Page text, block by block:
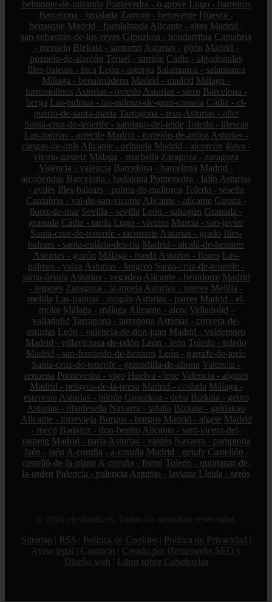
belmonte-de-miranda Pontevedra - o-grove Lugo - barreiros
Barcelona - igualada Zamora - benavente Huesca -
benasque Madrid - fuenlabrada Alicante - altea Madrid -
san-sebastián-de-los-reyes Gipuzkoa - hondarribia Cantabria
- meruelo Bizkaia - santurtzi Asturias - gijón Madrid -
pozuelo-de-alarcón Teruel - sarrión Cádiz - algodonales
Illes-balears - inca León - astorga Salamanca - salamanca
Málaga - benalmádena Madrid - madrid Málaga -
torremolinos Asturias - oviedo Asturias - siero Barcelona -
berga Las-palmas - las-palmas-de-gran-canaria Cádiz - el-
puerto-de-santa-maría Tarragona - reus Asturias - aller
Santa-cruz-de-tenerife - santiago-del-teide Toledo - illescas
Las-palmas - arrecife Madrid - torrejón-de-ardoz Asturias -
cangas-de-onís Alicante - orihuela Madrid - alcorcón álava -
vitoria-gasteiz Málaga - marbella Zaragoza - zaragoza
Valencia - valencia Barcelona - barcelona Madrid -
alcobendas Barcelona - badalona Pontevedra - lalín Asturias
- avilés Illes-balears - palma-de-mallorca Toledo - seseña
Cantabria - val-de-san-vicente Alicante - alicante Girona -
lloret-de-mar Sevilla - sevilla León - sahagún Granada -
granada Cádiz - tarifa Lugo - viveiro Murcia - san-javier
Santa-cruz-de-tenerife - tacoronte Asturias - grado Illes-
balears - santa-eulària-des-riu Madrid - alcalá-de-henares
Asturias - gozón Málaga - ronda Asturias - llanes Las-
palmas - yaiza Asturias - langreo Santa-cruz-de-tenerife -
santa-úrsula Asturias - vegadeo Alicante - benidorm Madrid
- leganés Zaragoza - la-muela Asturias - mieres Melilla -
melilla Las-palmas - mogán Asturias - parres Madrid - el-
molar Málaga - málaga Alicante - alcoi Valladolid -
valladolid Tarragona - tarragona Asturias - corvera-de-
asturias León - valencia-de-don-juan Madrid - valdemoro
Madrid - villaviciosa-de-odón León - león Toledo - toledo
Madrid - san-fernando-de-henares León - garrafe-de-torío
Santa-cruz-de-tenerife - granadilla-de-abona Valencia -
requena Pontevedra - vigo Huelva - lepe Valencia - alginet
Madrid - pelayos-de-la-presa Madrid - coslada Málaga -
estepona Asturias - piloña Gipuzkoa - deba Bizkaia - getxo
Asturias - ribadesella Navarra - tafalla Bizkaia - galdakao
Alicante - torrevieja Burgos - burgos Madrid - algete Madrid
- meco Badajoz - don-benito Alicante - sant-vicent-del-
raspeig Madrid - parla Asturias - valdés Navarra - pamplona
Jaén - jaén A-coruña - a-coruña Madrid - getafe Castellón -
castelló-de-la-plana A-coruña - ferrol Toledo - quintanar-de-
la-orden Palencia - palencia Asturias - laviana Lleida - seròs
© 2026 elesbardu.es. Todos los derechos reservados.
Sitemap
RSS Política de Cookies Política de Privacidad
Aviso legal
Contacto
Creado por 0lemiswebs SEO y
Diseño web
Libro sobre Cabañuelas